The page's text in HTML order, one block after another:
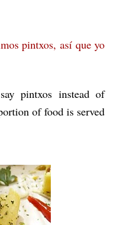
pintxos, así que yo
pintxos instead of
of food is served